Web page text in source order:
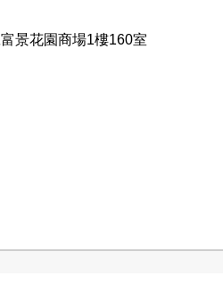
景花園商場1樓160室